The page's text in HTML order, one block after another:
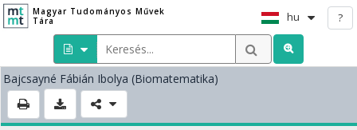
Magyar Tudományos Művek
Tára
hu ?
Bajcsayné Fábián Ibolya (Biomatematika)